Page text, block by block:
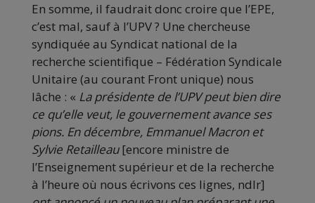
En somme, il faudrait donc croire que l’EPE,
c’est mal, sauf à l’UPV ? Une chercheuse
syndiquée au Syndicat national de la
recherche scientifique – Fédération Syndicale
Unitaire (au courant Front unique) nous
lâche : « La présidente de l’UPV peut bien dire
ce qu’elle veut, le gouvernement avance ses
pions. En décembre, Emmanuel Macron et
Sylvie Retailleau[encore ministre de
l’Enseignement supérieur et de la recherche
à l’heure où nous écrivons ces lignes, ndlr]